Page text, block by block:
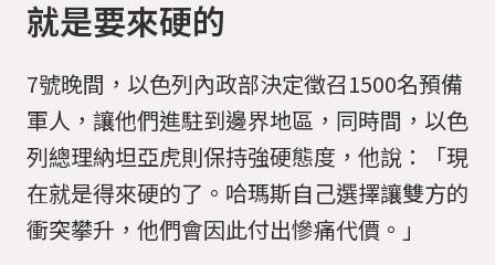
就是要來硬的
7號晚間，以色列內政部決定徵召1500名預備
軍人，讓他們進駐到邊界地區，同時間，以色
列總理納坦亞虎則保持強硬態度，他說：「現
在就是得來硬的了。哈瑪斯自己選擇讓雙方的
衝突攀升，他們會因此付出慘痛代價。」